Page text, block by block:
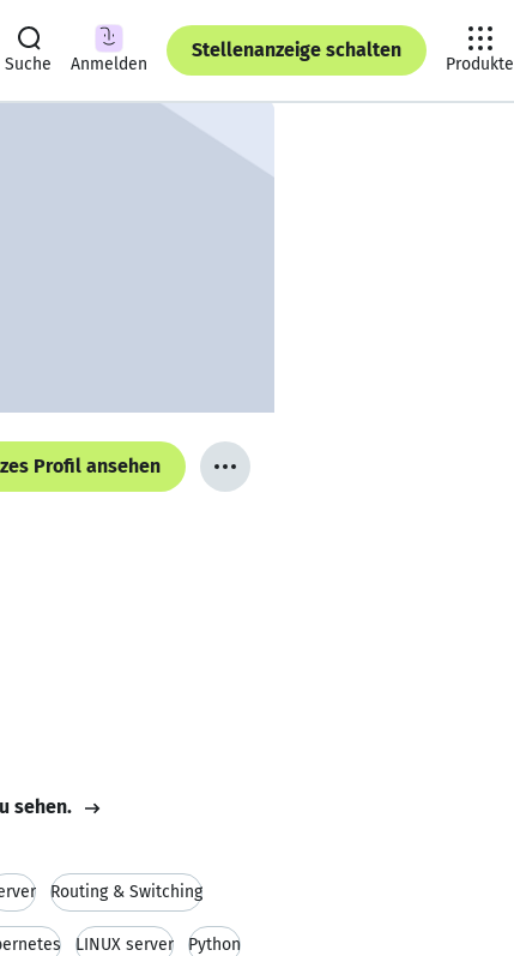
Suche Anmelden
Stellenanzeige schalten
Produkte
Profil ansehen
sehen.
Routing & Switching
LINUX server Python